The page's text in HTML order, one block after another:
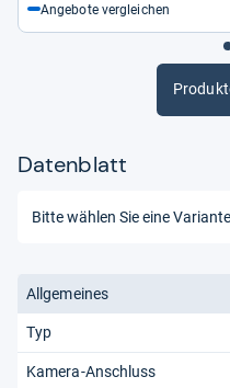
Angebote vergleichen
Datenblatt
Allgemeines
Typ
Kamera-Anschluss